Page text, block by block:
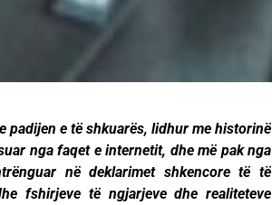
padijen e të shkuarës, lidhur me historinë
nga faqet e internetit, dhe më pak nga
në deklarimet shkencore të të
fshirjeve të ngjarjeve dhe realiteteve